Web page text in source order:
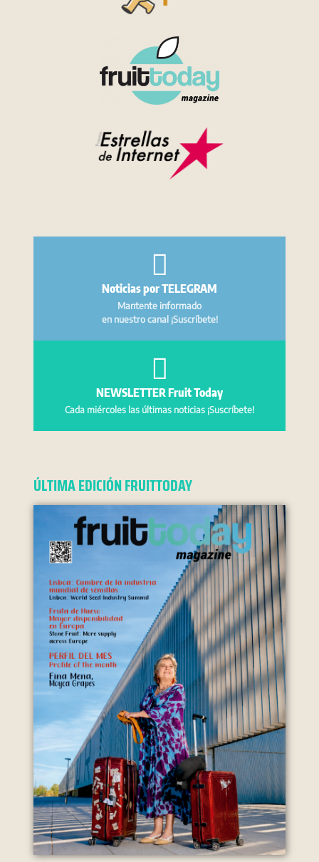
Noticias por TELEGRAM
Mantente informado
en nuestro canal ¡Suscríbete!
NEWSLETTER Fruit Today
Cada miércoles las últimas noticias ¡Suscríbete!
ÚLTIMA EDICIÓN FRUITTODAY